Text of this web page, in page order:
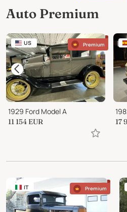
Auto Premium
US Premium
1929 Ford Model A
11 154 EUR 17
IT Premium